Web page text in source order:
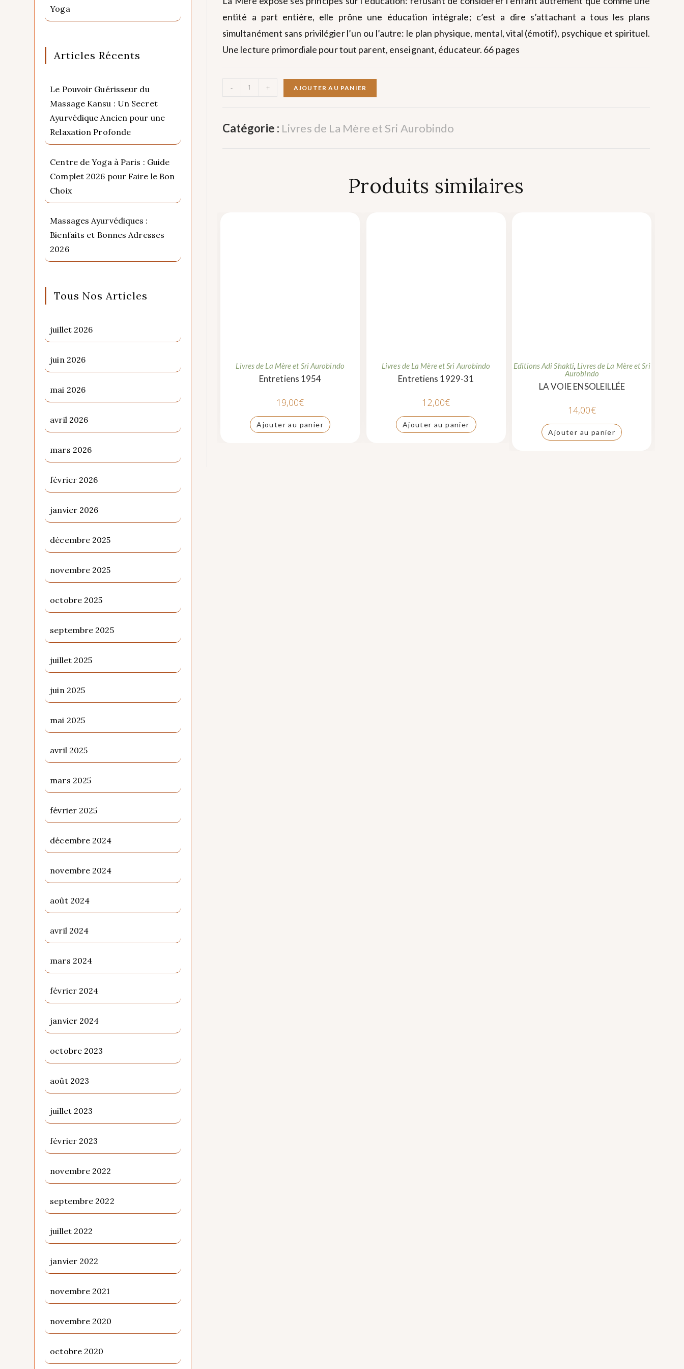
entité a part entière, elle prône une éducation intégrale; c’est a dire s’attachant a tous les plans
simultanément sans privilégier l’un ou l’autre: le plan physique, mental, vital (émotif), psychique et spirituel.
Une lecture primordiale pour tout parent, enseignant, éducateur. 66 pages
- + AJOUTER AU PANIER
Catégorie : Livres de La Mère et Sri Aurobindo
Produits similaires
Livres de La Mère et Sri Aurobindo
Entretiens 1954
19,00€
Ajouter au panier
Livres de La Mère et Sri Aurobindo
Entretiens 1929-31
12,00€
Ajouter au panier
Editions Adi Shakti, Livres de La Mère et Sri
Aurobindo
LA VOIE ENSOLEILLÉE
14,00€
Ajouter au panier
Yoga
Articles Récents
Le Pouvoir Guérisseur du
Massage Kansu : Un Secret
Ayurvédique Ancien pour une
Relaxation Profonde
Centre de Yoga à Paris : Guide
Complet 2026 pour Faire le Bon
Choix
Massages Ayurvédiques :
Bienfaits et Bonnes Adresses
2026
Tous Nos Articles
juillet 2026
juin 2026
mai 2026
avril 2026
mars 2026
février 2026
janvier 2026
décembre 2025
novembre 2025
octobre 2025
septembre 2025
juillet 2025
juin 2025
mai 2025
avril 2025
mars 2025
février 2025
décembre 2024
novembre 2024
août 2024
avril 2024
mars 2024
février 2024
janvier 2024
octobre 2023
août 2023
juillet 2023
février 2023
novembre 2022
septembre 2022
juillet 2022
janvier 2022
novembre 2021
novembre 2020
octobre 2020